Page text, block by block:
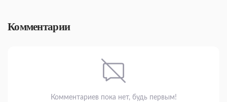
Комментарии
Комментариев пока нет, будь первым!